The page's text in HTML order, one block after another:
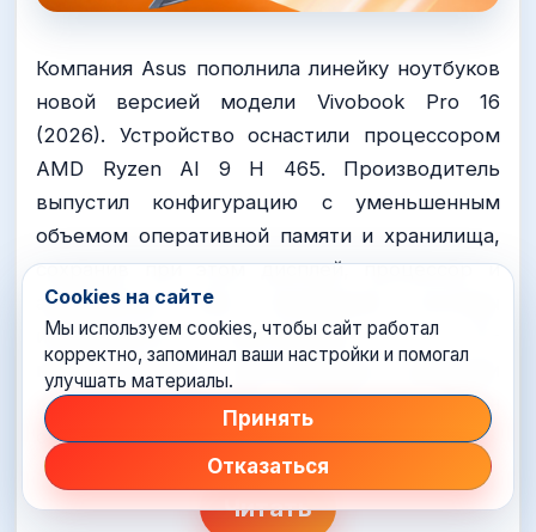
Компания Asus пополнила линейку ноутбуков
новой версией модели Vivobook Pro 16
(2026). Устройство оснастили процессором
AMD Ryzen AI 9 H 465. Производитель
выпустил конфигурацию с уменьшенным
объемом оперативной памяти и хранилища,
сохранив при этом дисплей, процессор и
аккумулятор. Для охлаждения системы
используется конструкция с 75-
миллиметровым вентилятором, медными
ребрами и тепловой трубкой D10. ​Экран
остался прежним.
Читать
Cookies на сайте
Мы используем cookies, чтобы сайт работал
корректно, запоминал ваши настройки и помогал
улучшать материалы.
Принять
Отказаться